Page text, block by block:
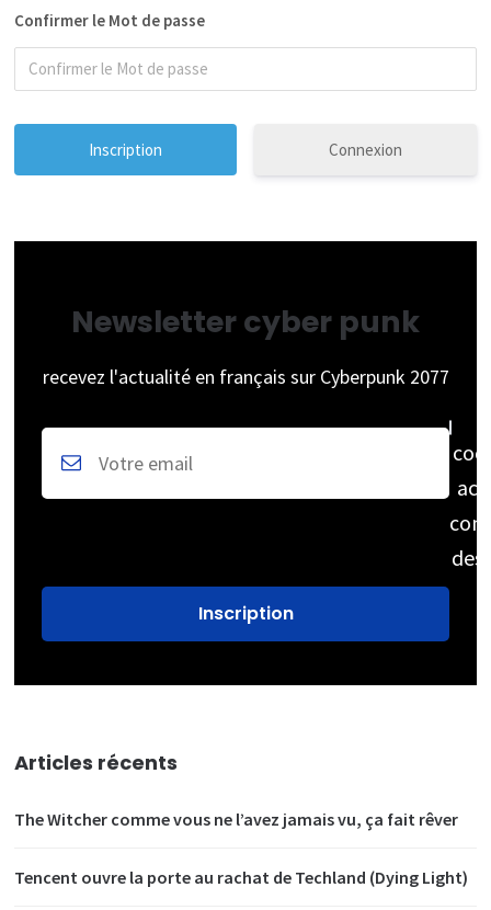
Confirmer le Mot de passe
Connexion
Newsletter cyber punk
recevez l'actualité en français sur Cyberpunk 2077
des
Articles récents
The Witcher comme vous ne l’avez jamais vu, ça fait rêver
Tencent ouvre la porte au rachat de Techland (Dying Light)